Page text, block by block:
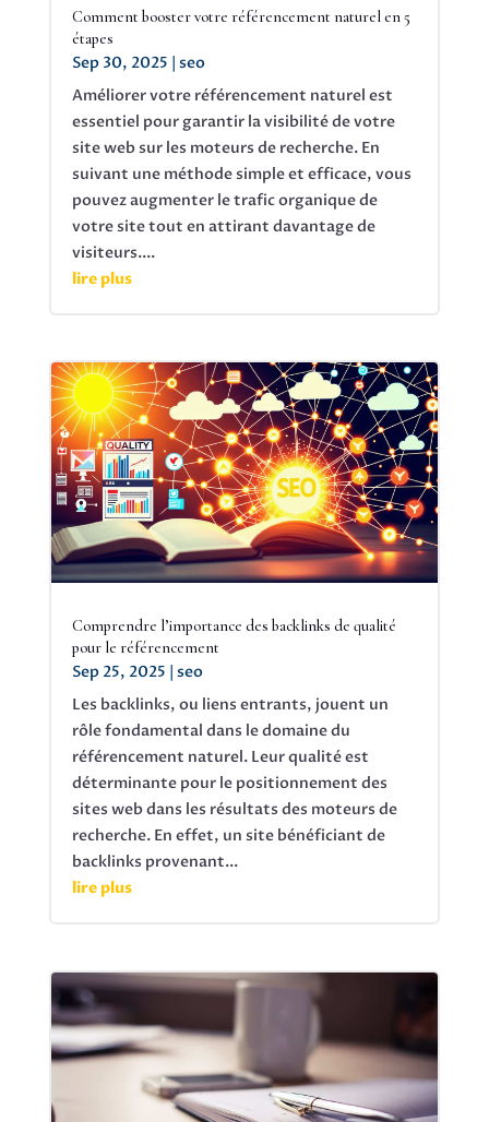
Comment booster votre référencement naturel en 5
étapes
Sep 30, 2025 | seo
Améliorer votre référencement naturel est
essentiel pour garantir la visibilité de votre
site web sur les moteurs de recherche. En
suivant une méthode simple et efficace, vous
pouvez augmenter le trafic organique de
votre site tout en attirant davantage de
visiteurs....
lire plus
Comprendre l’importance des backlinks de qualité
pour le référencement
Sep 25, 2025 seo
Les backlinks, ou liens entrants, jouent un
rôle fondamental dans le domaine du
référencement naturel. Leur qualité est
déterminante pour le positionnement des
sites web dans les résultats des moteurs de
recherche. En effet, un site bénéficiant de
backlinks provenant...
lire plus